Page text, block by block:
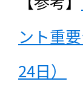
ント重
24日）